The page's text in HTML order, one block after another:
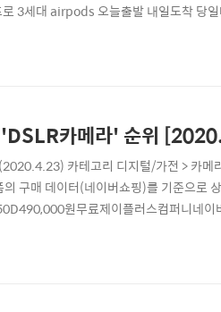
3세대 airpods 오늘출발 내일도착 당
찜하기상품보러가기2삼성전자 갤럭시
'DSLR카메라' 순위
카테고리 디지털/가전 > 카
구매 데이터(네이버쇼핑)를 기준으로
원무료제이플러스컴퍼니네
디지털네이버페이가맹점찜하기상품보